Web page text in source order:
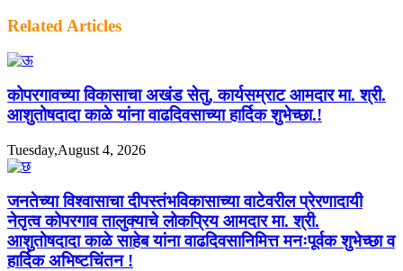
Related Articles
कोपरगावच्या विकासाचा अखंड सेतु, कार्यसम्राट आमदार मा. श्री.
आशुतोषदादा काळे यांना वाढदिवसाच्या हार्दिक शुभेच्छा.!
Tuesday,August 4, 2026
जनतेच्या विश्वासाचा दीपस्तंभविकासाच्या वाटेवरील प्रेरणादायी
नेतृत्व कोपरगाव तालुक्याचे लोकप्रिय आमदार मा. श्री.
आशुतोषदादा काळे साहेब यांना वाढदिवसानिमित्त मनःपूर्वक शुभेच्छा व
हार्दिक अभिष्टचिंतन !